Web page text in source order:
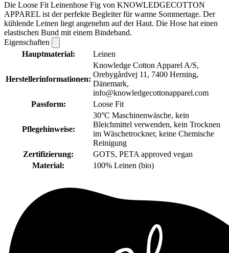
Die Loose Fit Leinenhose Fig von KNOWLEDGECOTTON
APPAREL ist der perfekte Begleiter für warme Sommertage. Der
kühlende Leinen liegt angenehm auf der Haut. Die Hose hat einen
elastischen Bund mit einem Bindeband.
Eigenschaften
Hauptmaterial:
Leinen
Herstellerinformationen:
Knowledge Cotton Apparel A/S,
Orebygårdvej 11, 7400 Herning,
Dänemark,
info@knowledgecottonapparel.com
Passform:
Loose Fit
Pflegehinweise:
30°C Maschinenwäsche, kein
Bleichmittel verwenden, kein Trocknen
im Wäschetrockner, keine Chemische
Reinigung
Zertifizierung:
GOTS, PETA approved vegan
Material:
100% Leinen (bio)